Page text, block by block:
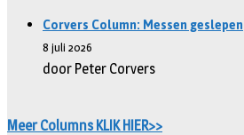
Corvers Column: Messen geslepen
8 juli 2026
door Peter Corvers
Meer Columns KLIK HIER>>